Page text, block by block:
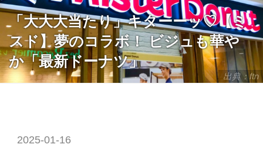
出典：ftn
「大大大当たり」キターーッ♡【ミ
スド】夢のコラボ！ ビジュも華や
か「最新ドーナツ」
2025-01-16